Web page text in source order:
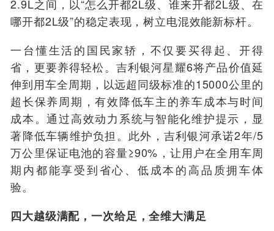
2.9L之间，以“怎么开都2L级、谁来开都2L级、在
哪开都2L级”的稳定表现，树立电混效能新标杆。
一台懂生活的国民家轿，不仅要买得起、开得
省，更要养得轻松。吉利银河星耀6将产品价值延
伸到用车全周期，以远超同级标准的15000公里的
超长保养周期，有效降低车主的养车成本与时间
成本。通过高效动力系统与智能化维护提示，显
著降低车辆维护负担。此外，吉利银河承诺2年/5
万公里保证电池的容量≥90%，让用户在全用车周
期内都能享受到省心、低成本的高品质拥车体
验。
四大越级满配，一次给足，全维大满足